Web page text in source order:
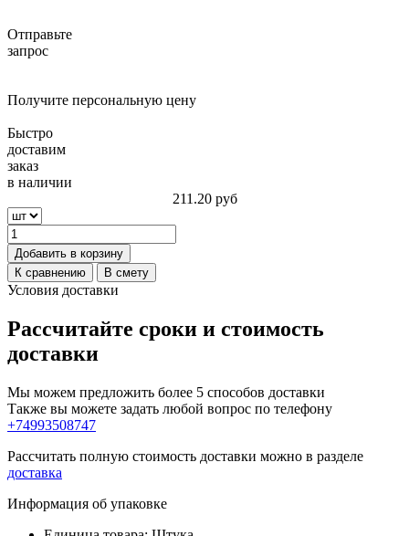
Отправьте
запрос
Получите персональную цену
Быстро
доставим
заказ
в наличии
211.20 руб
Добавить в корзину
К сравнению
В смету
Условия доставки
Рассчитайте сроки и стоимость
доставки
Мы можем предложить более 5 способов доставки
Также вы можете задать любой вопрос по телефону
+74993508747
Рассчитать полную стоимость доставки можно в разделе
доставка
Информация об упаковке